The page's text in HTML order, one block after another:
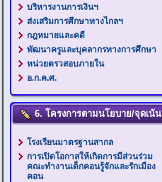
บริหารงานการเงินฯ
ส่งเสริมการศึกษาทางไกลฯ
กฎหมายและคดี
พัฒนาครูและบุคลากรทางการศึกษา
หน่วยตรวสอบภายใน
อ.ก.ค.ศ.
6. โครงการตามนโยบาย/จุดเน้น
โรงเรียนมาตรฐานสากล
การเปิดโอกาสให้เกิดการมีส่วนร่วม
คณะทำงานเด็กคอนรู้จักและรักเมือง
คอน